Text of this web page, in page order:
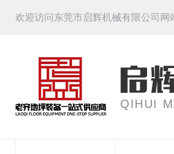
欢迎访问东莞市启辉机械有限公司网
QIHUI